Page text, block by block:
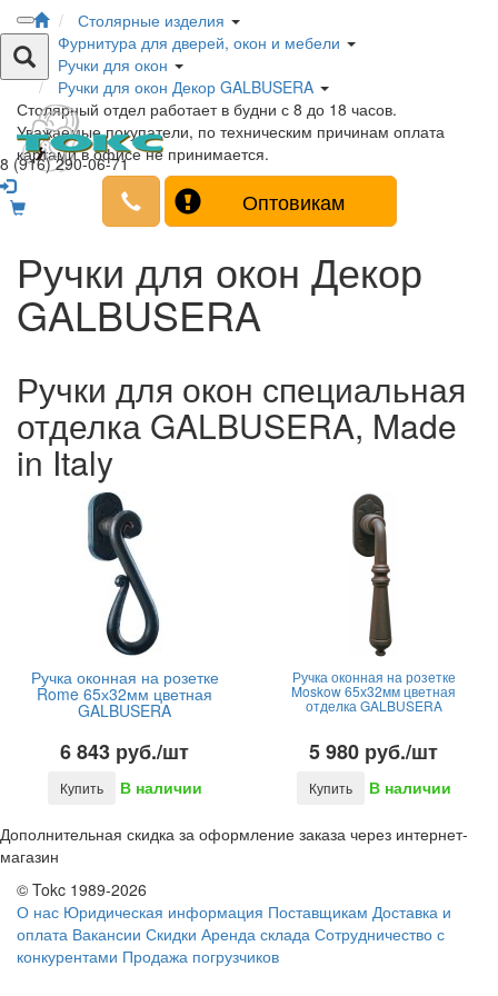
8 (916) 290-06-71
Столярные изделия
Фурнитура для дверей, окон и мебели
Ручки для окон
Ручки для окон Декор GALBUSERA
Столярный отдел работает в будни с 8 до 18 часов.
Уважаемые покупатели, по техническим причинам оплата
картами в офисе не принимается.
Оптовикам
Ручки для окон Декор
GALBUSERA
Ручки для окон специальная
отделка GALBUSERA, Made
in Italy
Ручка оконная на розетке
Rome 65х32мм цветная
GALBUSERA
6 843 руб./шт
Купить В наличии
Ручка оконная на розетке
Moskow 65х32мм цветная
отделка GALBUSERA
5 980 руб./шт
Купить В наличии
Дополнительная скидка за оформление заказа через интернет-
магазин
© Tokc 1989-2026
О нас Юридическая информация Поставщикам Доставка и
оплата Вакансии Скидки Аренда склада Сотрудничество с
конкурентами Продажа погрузчиков